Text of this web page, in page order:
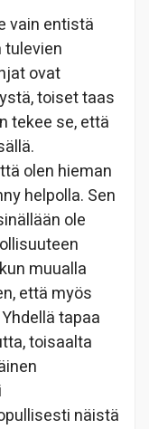
vain entistä
tulevien
ovat
toiset taas
tekee se, että
olen hieman
helpolla. Sen
ole
muualla
että myös
tapaa
toisaalta
näistä